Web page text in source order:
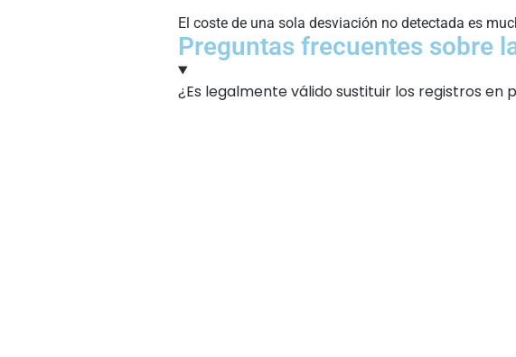
El coste de una sola desviación no detectada es
Preguntas frecuentes sobre
¿Es legalmente válido sustituir los registros en